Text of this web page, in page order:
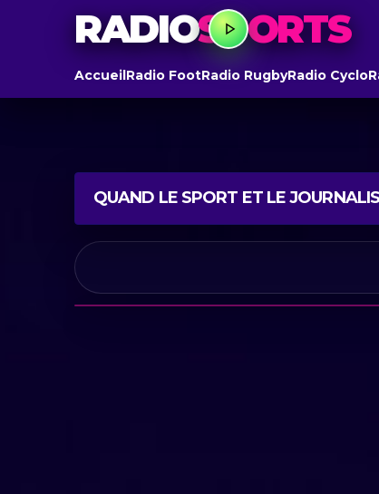
RADIOSPORTS
AccueilRadio FootRadio RugbyRadio Cyclo
QUAND LE SPORT ET LE